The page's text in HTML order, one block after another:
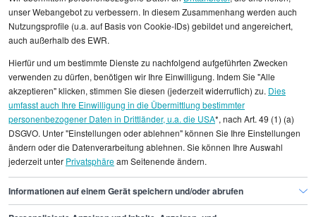
Alle angezeigten Gehaltsdaten beruhen auf
Durchschnittswerte und die Angaben können nicht
einzelnen Stellenangeboten zugeordnet werden.
Gehaltsinformationen
IT
Test Automation Engineer
Test Automation Engineer München
unser Webangebot zu verbessern. In diesem Zusammenhang werden auch
Nutzungsprofile (u.a. auf Basis von Cookie-IDs) gebildet und angereichert,
auch außerhalb des EWR.
Hierfür und um bestimmte Dienste zu nachfolgend aufgeführten Zwecken
verwenden zu dürfen, benötigen wir Ihre Einwilligung. Indem Sie "Alle
akzeptieren" klicken, stimmen Sie diesen (jederzeit widerruflich) zu. Dies
umfasst auch Ihre Einwilligung in die Übermittlung bestimmter
personenbezogener Daten in Drittländer, u.a. die USA*, nach Art. 49 (1) (a)
DSGVO. Unter "Einstellungen oder ablehnen" können Sie Ihre Einstellungen
ändern oder die Datenverarbeitung ablehnen. Sie können Ihre Auswahl
jederzeit unter Privatsphäream Seitenende ändern.
Informationen auf einem Gerät speichern und/oder abrufen